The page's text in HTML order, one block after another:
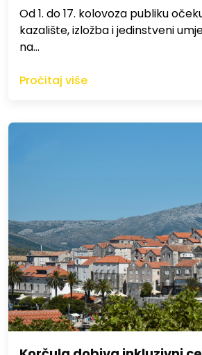
Od 1. do 17. kolovoza publiku
kazalište, izložba i jedinstveni
na…
Pročitaj više